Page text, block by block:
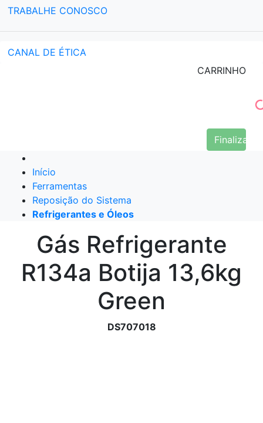
TRABALHE CONOSCO
CANAL DE ÉTICA
CARRINHO
Finalizar
Início
Ferramentas
Reposição do Sistema
Refrigerantes e Óleos
Gás Refrigerante
R134a Botija 13,6kg
Green
DS707018